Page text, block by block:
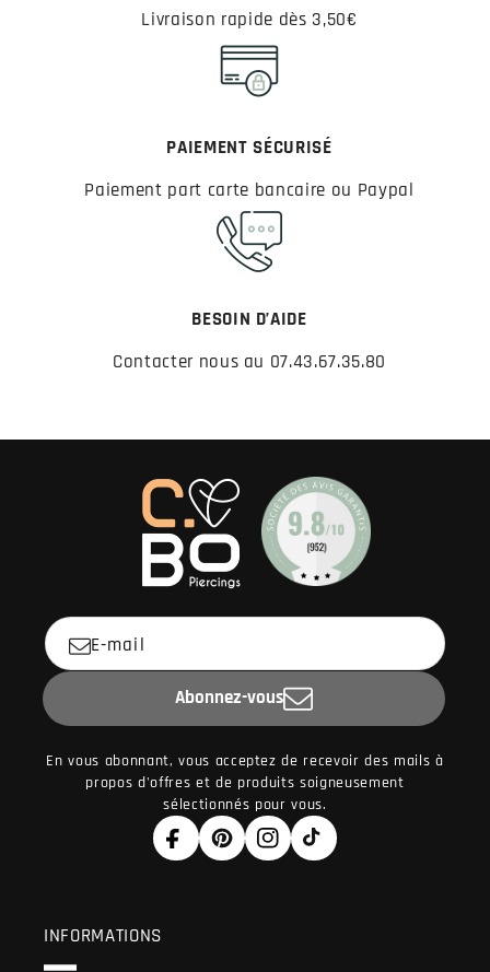
Livraison rapide dès 3,50€
PAIEMENT SÉCURISÉ
Paiement part carte bancaire ou Paypal
BESOIN D’AIDE
Contacter nous au 07.43.67.35.80
E-mail
Abonnez-vous
En vous abonnant, vous acceptez de recevoir des mails à
propos d'offres et de produits soigneusement
sélectionnés pour vous.
FacebookPinterestInstagram
TikTok
INFORMATIONS